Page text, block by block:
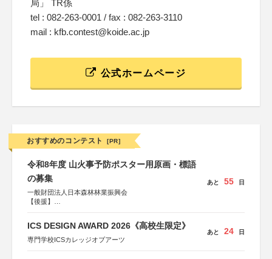
局」 TR係
tel : 082-263-0001 / fax : 082-263-3110
mail : kfb.contest@koide.ac.jp
公式ホームページ
おすすめのコンテスト [PR]
令和8年度 山火事予防ポスター用原画・標語
の募集
一般財団法人日本森林林業振興会
【後援】
あと 55 日
ICS DESIGN AWARD 2026《高校生限定》
専門学校ICSカレッジオブアーツ
あと 24 日